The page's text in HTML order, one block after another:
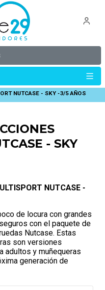
NUTCASE - SKY -3/5 AÑOS
- SKY
NUTCASE -
de locura con grandes
con el paquete de
Nutcase. Estas
son versiones
adultos y muñequeras
generación de